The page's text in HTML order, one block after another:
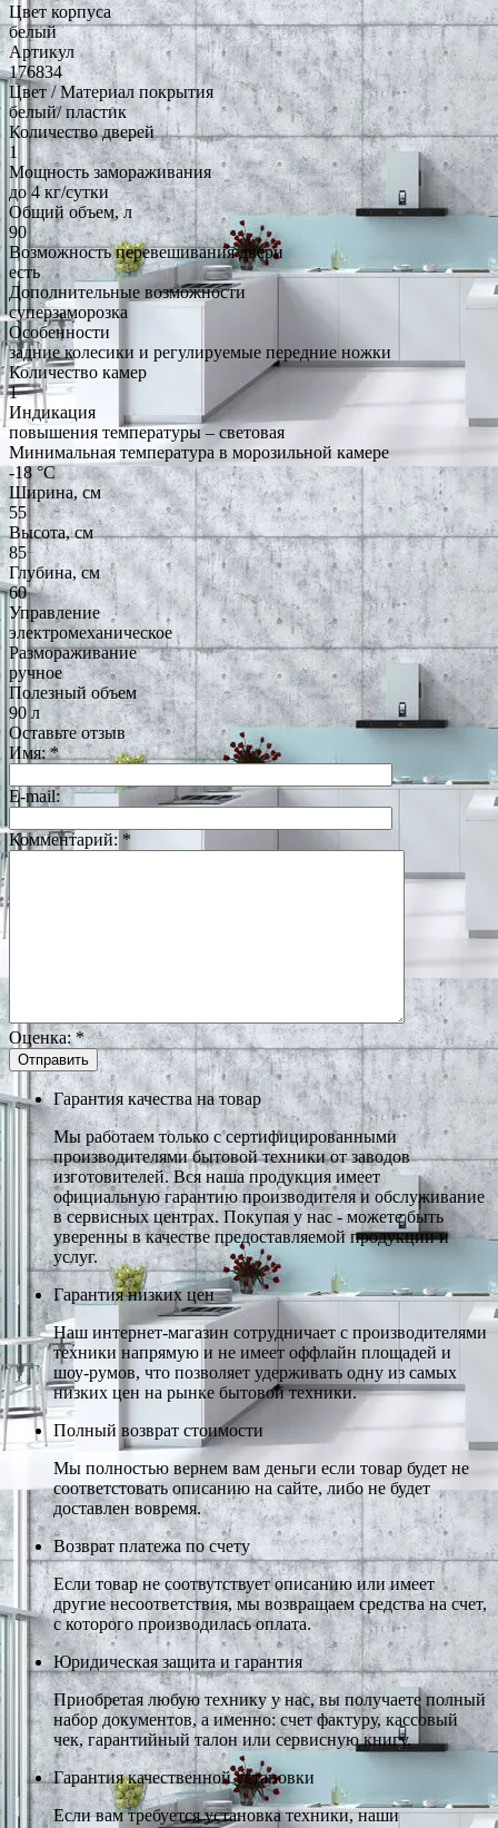
Цвет корпуса
белый
Артикул
176834
Цвет / Материал покрытия
белый/ пластик
Количество дверей
1
Мощность замораживания
до 4 кг/cутки
Общий объем, л
90
Возможность перевешивания двери
есть
Дополнительные возможности
суперзаморозка
Особенности
задние колесики и регулируемые передние ножки
Количество камер
1
Индикация
повышения температуры – световая
Минимальная температура в морозильной камере
-18 °C
Ширина, см
55
Высота, см
85
Глубина, см
60
Управление
электромеханическое
Размораживание
ручное
Полезный объем
90 л
Оставьте отзыв
Имя:*
E-mail:
Комментарий: *
Оценка:*
Гарантия качества на товар
Мы работаем только с сертифицированными
производителями бытовой техники от заводов
изготовителей. Вся наша продукция имеет
официальную гарантию производителя и обслуживание
в сервисных центрах. Покупая у нас - можете быть
уверенны в качестве предоставляемой продукции и
услуг.
Гарантия низких цен
Наш интернет-магазин сотрудничает с производителями
техники напрямую и не имеет оффлайн площадей и
шоу-румов, что позволяет удерживать одну из самых
низких цен на рынке бытовой техники.
Полный возврат стоимости
Мы полностью вернем вам деньги если товар будет не
соответстовать описанию на сайте, либо не будет
доставлен вовремя.
Возврат платежа по счету
Если товар не соотвутствует описанию или имеет
другие несоответствия, мы возвращаем средства на счет,
с которого производилась оплата.
Юридическая защита и гарантия
Приобретая любую технику у нас, вы получаете полный
набор документов, а именно: счет фактуру, кассовый
чек, гарантийный талон или сервисную книгу.
Гарантия качественной установки
Если вам требуется установка техники, наши